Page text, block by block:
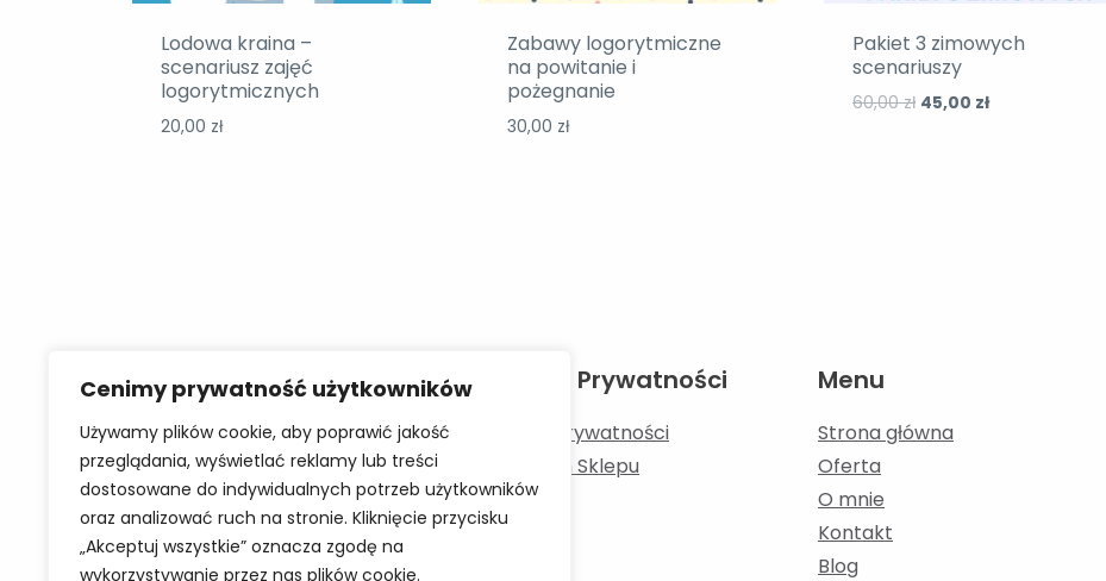
Cenimy prywatność użytkowników
Używamy plików cookie, aby poprawić jakość
przeglądania, wyświetlać reklamy lub treści
dostosowane do indywidualnych potrzeb użytkowników
oraz analizować ruch na stronie. Kliknięcie przycisku
„Akceptuj wszystkie” oznacza zgodę na
wykorzystywanie przez nas plików cookie.
Lodowa kraina –
scenariusz zajęć
logorytmicznych
20,00 zł
Zabawy logorytmiczne
na powitanie i
pożegnanie
30,00 zł
Pakiet 3 zimowych
scenariuszy
60,00zł Pierwotna
45,00 złAktualna
MOOWKA
GABINET
LOGOPEDYCZNY
Polityka Prywatności
Polityka Prywatności
Regulamin Sklepu
Menu
Strona główna
Oferta
O mnie
Kontakt
Blog